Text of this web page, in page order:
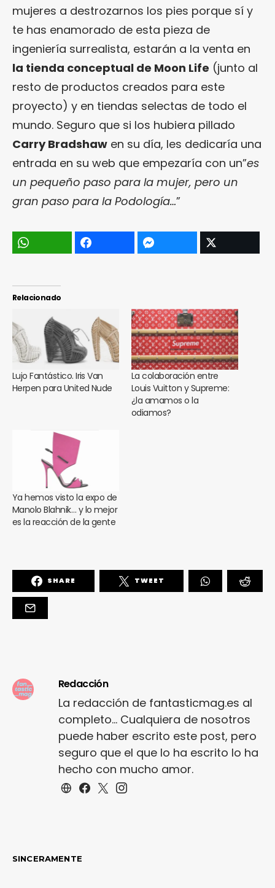
mujeres a destrozarnos los pies porque sí y
te has enamorado de esta pieza de
ingeniería surrealista, estarán a la venta en
la tienda conceptual de Moon Life (junto al
resto de productos creados para este
proyecto) y en tiendas selectas de todo el
mundo. Seguro que si los hubiera pillado
Carry Bradshaw en su día, les dedicaría una
entrada en su web que empezaría con un”es
un pequeño paso para la mujer, pero un
gran paso para la Podología…”
Relacionado
Lujo Fantástico. Iris Van
Herpen para United Nude
La colaboración entre
Louis Vuitton y Supreme:
¿la amamos o la
odiamos?
Ya hemos visto la expo de
Manolo Blahnik… y lo mejor
es la reacción de la gente
SHARE TWEET
Redacción
La redacción de fantasticmag.es al
completo... Cualquiera de nosotros
puede haber escrito este post, pero
seguro que el que lo ha escrito lo ha
hecho con mucho amor.
SINCERAMENTE